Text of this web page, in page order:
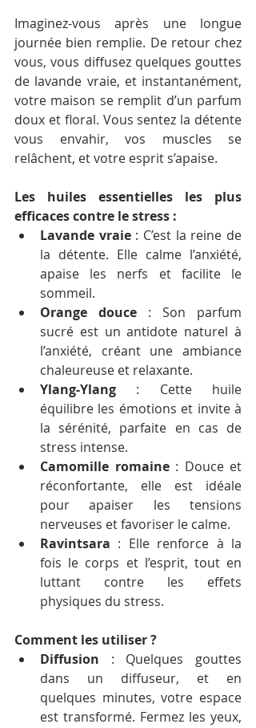
Imaginez-vous après une longue
journée bien remplie. De retour chez
vous, vous diffusez quelques gouttes
de lavande vraie, et instantanément,
votre maison se remplit d’un parfum
doux et floral. Vous sentez la détente
vous envahir, vos muscles se
relâchent, et votre esprit s’apaise.
Les huiles essentielles les plus
efficaces contre le stress :
Lavande vraie : C’est la reine de
la détente. Elle calme l’anxiété,
apaise les nerfs et facilite le
sommeil.
Orange douce : Son parfum
sucré est un antidote naturel à
l’anxiété, créant une ambiance
chaleureuse et relaxante.
Ylang-Ylang : Cette huile
équilibre les émotions et invite à
la sérénité, parfaite en cas de
stress intense.
Camomille romaine : Douce et
réconfortante, elle est idéale
pour apaiser les tensions
nerveuses et favoriser le calme.
Ravintsara : Elle renforce à la
fois le corps et l’esprit, tout en
luttant contre les effets
physiques du stress.
Comment les utiliser ?
Diffusion : Quelques gouttes
dans un diffuseur, et en
quelques minutes, votre espace
est transformé. Fermez les yeux,